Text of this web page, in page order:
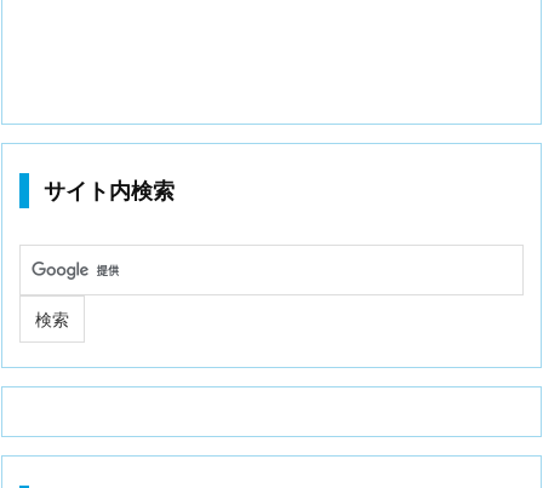
サイト内検索